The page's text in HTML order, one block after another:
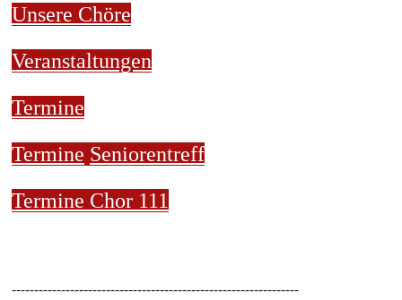
Unsere Chöre
Veranstaltungen
Termine
Termine Seniorentreff
Termine Chor 111
----------------------------------------------------------------